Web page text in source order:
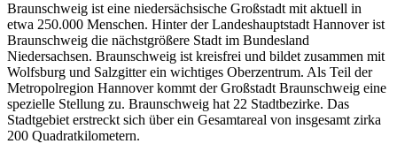
Braunschweig ist eine niedersächsische Großstadt mit aktuell in
etwa 250.000 Menschen. Hinter der Landeshauptstadt Hannover ist
Braunschweig die nächstgrößere Stadt im Bundesland
Niedersachsen. Braunschweig ist kreisfrei und bildet zusammen mit
Wolfsburg und Salzgitter ein wichtiges Oberzentrum. Als Teil der
Metropolregion Hannover kommt der Großstadt Braunschweig eine
spezielle Stellung zu. Braunschweig hat 22 Stadtbezirke. Das
Stadtgebiet erstreckt sich über ein Gesamtareal von insgesamt zirka
200 Quadratkilometern.